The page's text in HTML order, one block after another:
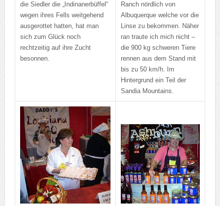
die Siedler die „Indinanerbüffel“
wegen ihres Fells weitgehend
ausgerottet hatten, hat man
sich zum Glück noch
rechtzeitig auf ihre Zucht
besonnen.
Ranch nördlich von
Albuquerque welche vor die
Linse zu bekommen. Näher
ran traute ich mich nicht –
die 900 kg schweren Tiere
rennen aus dem Stand mit
bis zu 50 km/h. Im
Hintergrund ein Teil der
Sandia Mountains.